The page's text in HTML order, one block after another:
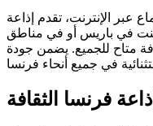
عبر الإنترنت، تقدم إذاعة
كنت في باريس أو في مناطق
متاح للجميع. يضمن جودة
فرنسا الثقافة